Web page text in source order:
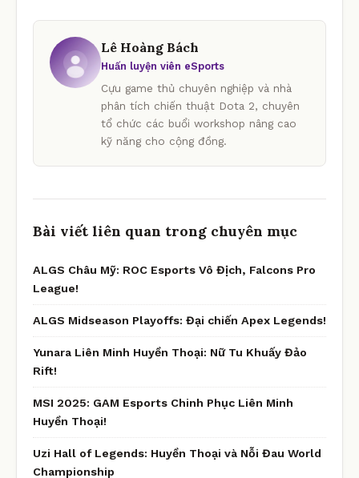
Lê Hoàng Bách
Huấn luyện viên eSports
Cựu game thủ chuyên nghiệp và nhà
phân tích chiến thuật Dota 2, chuyên
tổ chức các buổi workshop nâng cao
kỹ năng cho cộng đồng.
Bài viết liên quan trong chuyên mục
ALGS Châu Mỹ: ROC Esports Vô Địch, Falcons Pro
League!
ALGS Midseason Playoffs: Đại chiến Apex Legends!
Yunara Liên Minh Huyền Thoại: Nữ Tu Khuấy Đảo
Rift!
MSI 2025: GAM Esports Chinh Phục Liên Minh
Huyền Thoại!
Uzi Hall of Legends: Huyền Thoại và Nỗi Đau World
Championship